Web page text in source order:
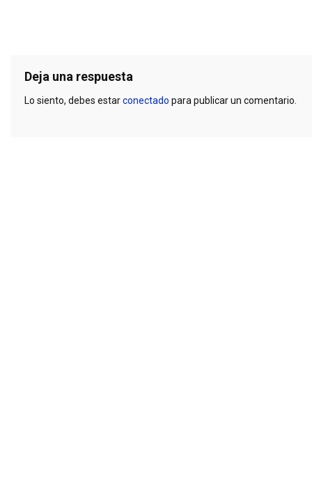
Deja una respuesta
Lo siento, debes estarconectado para publicar un comentario.